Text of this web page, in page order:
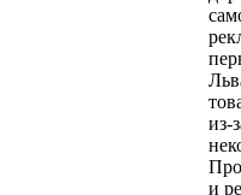
из-
и